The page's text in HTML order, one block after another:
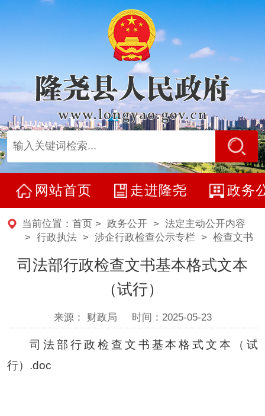
网站首页 走进隆尧 政务
当前位置： 首页 > 政务公开> 法定主动公开内容
> 行政执法 > 涉企行政检查公示专栏 > 检查文书
司法部行政检查文书基本格式文本
（试行）
来源： 财政局 时间：2025-05-23
司法部行政检查文书基本格式文本（试
行）.doc